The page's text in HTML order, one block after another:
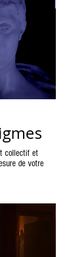
collectif et
de votre